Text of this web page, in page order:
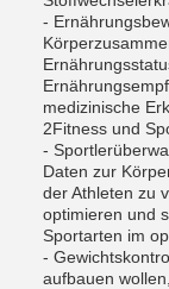
-
medizinische
2Fitness und
-
Daten zur
der Athleten zu
optimieren und
Sportarten im
-
aufbauen